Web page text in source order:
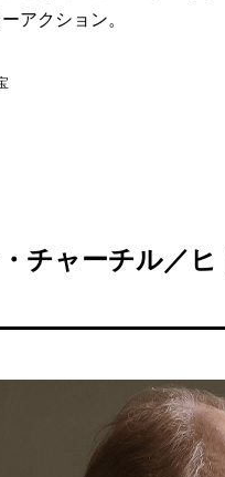
アクション。
チャーチル／